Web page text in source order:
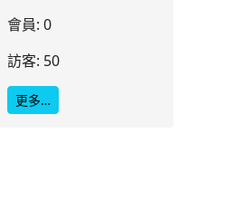
會員: 0
訪客: 50
更多…